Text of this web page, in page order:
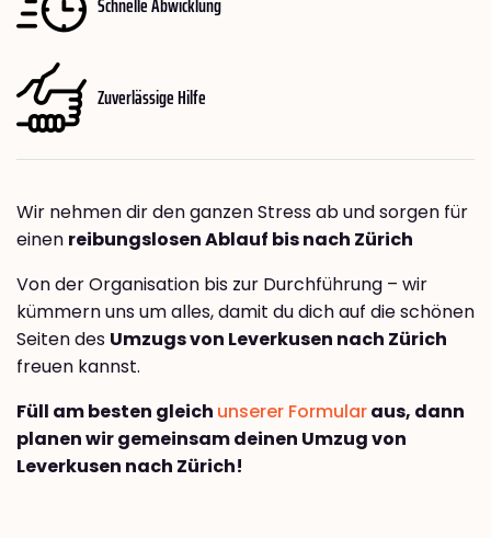
Zuverlässige Hilfe
Wir nehmen dir den ganzen Stress ab und sorgen für
einen reibungslosen Ablauf bis nach Zürich
Von der Organisation bis zur Durchführung – wir
kümmern uns um alles, damit du dich auf die schönen
Seiten des Umzugs von Leverkusen nach Zürich
freuen kannst.
Füll am besten gleich unserer Formularaus, dann
planen wir gemeinsam deinen Umzug von
Leverkusen nach Zürich!